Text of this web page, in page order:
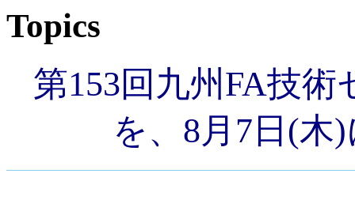
Topics
第153回九州FA技
を、8月7日(木